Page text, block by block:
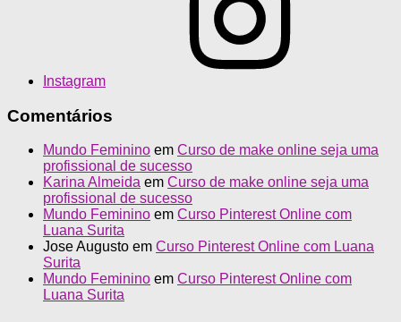
Instagram
Comentários
Mundo Feminino em Curso de make online seja uma
profissional de sucesso
Karina Almeida em Curso de make online seja uma
profissional de sucesso
Mundo Feminino em Curso Pinterest Online com
Luana Surita
Jose Augusto em Curso Pinterest Online com Luana
Surita
Mundo Feminino em Curso Pinterest Online com
Luana Surita